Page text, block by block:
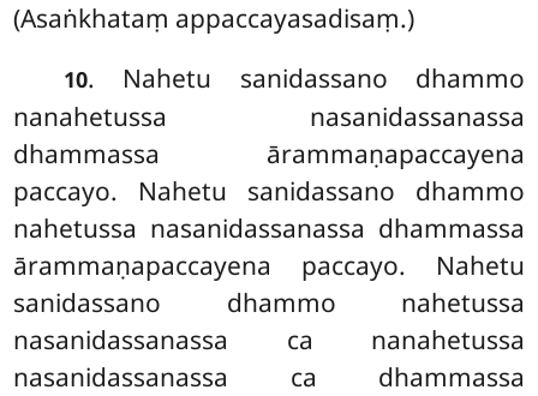
(Asaṅkhataṃ appaccayasadisaṃ.)
10. Nahetu sanidassano dhammo
nanahetussa nasanidassanassa
dhammassa ārammaṇapaccayena
paccayo. Nahetu sanidassano dhammo
nahetussa nasanidassanassa dhammassa
ārammaṇapaccayena paccayo. Nahetu
sanidassano dhammo nahetussa
nasanidassanassa ca nanahetussa
nasanidassanassa ca dhammassa